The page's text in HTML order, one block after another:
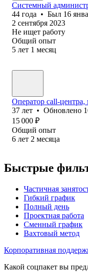
Системный
44 года • Был 16
2 сентября 2023
Не ищет работу
Общий опыт
5 лет 1 месяц
Оператор call-
37 лет • Обновлено
15 000 ₽
Общий опыт
6 лет 2 месяца
Быстрые
Частичная
Гибкий график
Полный день
Проектная работа
Сменный график
Вахтовый метод
Корпоративная
Какой соцпакет вы